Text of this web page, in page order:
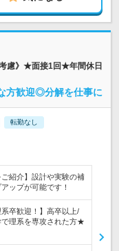
慮》★面接1回★年間休日
方歓迎◎分解を仕事に
転勤なし
紹介】設計や実験の補
ップが可能です！
卒歓迎！】高卒以上/
で理系を専攻された方★